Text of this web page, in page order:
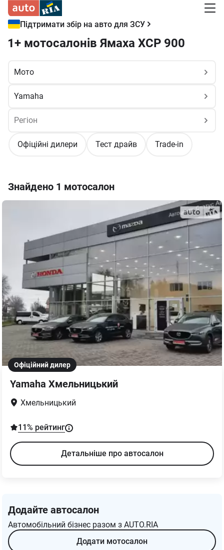
Підтримати збір на авто для ЗСУ
1+ мотосалонів Ямаха ХСР 900
Офіційні дилери Тест драйв Trade-in
Знайдено 1 мотосалон
Офіційний дилер
Yamaha Хмельницький
Хмельницький
11% рейтинг
Детальніше про автосалон
Додайте автосалон
Автомобільний бізнес разом з AUTO.RIA
Додати мотосалон